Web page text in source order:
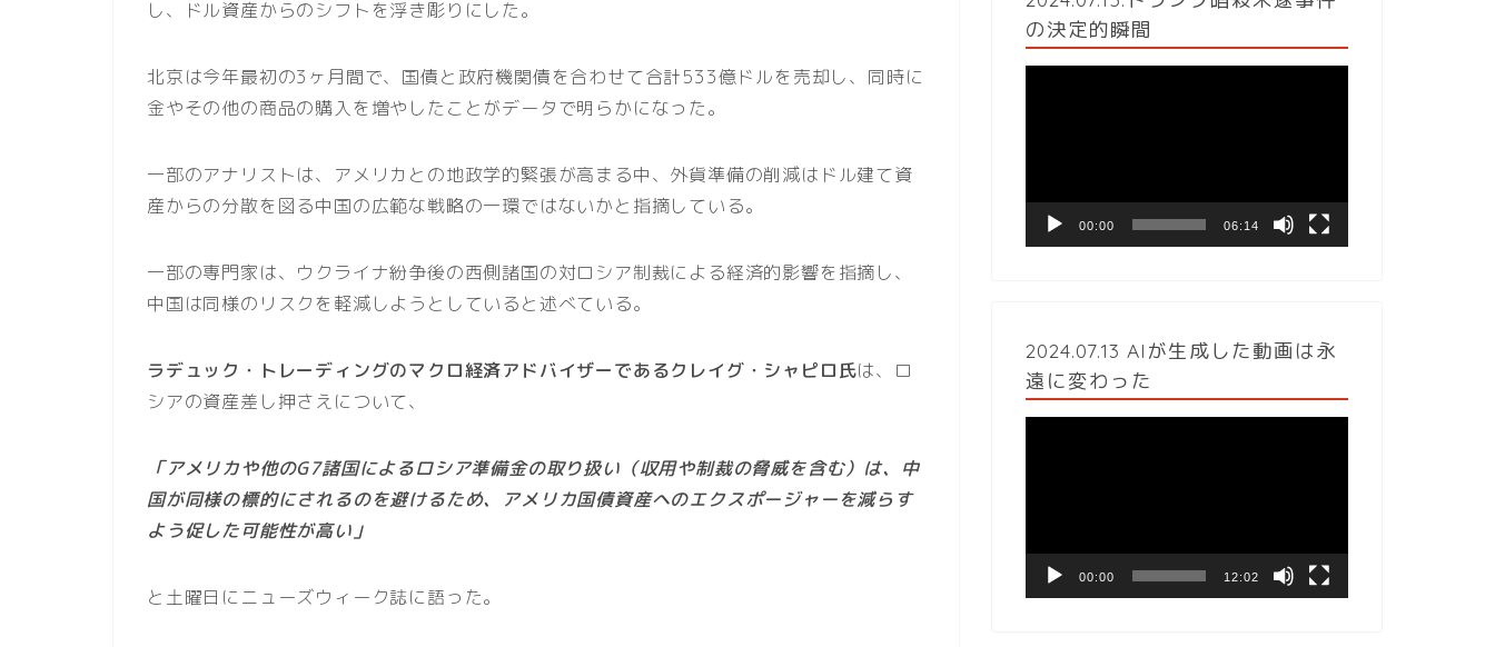
し、ドル資産からのシフトを浮き彫りにした。
北京は今年最初の3ヶ月間で、国債と政府機関債を合わせて合計533億ドルを売却し、同時に
金やその他の商品の購入を増やしたことがデータで明らかになった。
一部のアナリストは、アメリカとの地政学的緊張が高まる中、外貨準備の削減はドル建て資
産からの分散を図る中国の広範な戦略の一環ではないかと指摘している。
一部の専門家は、ウクライナ紛争後の西側諸国の対ロシア制裁による経済的影響を指摘し、
中国は同様のリスクを軽減しようとしていると述べている。
ラデュック・トレーディングのマクロ経済アドバイザーであるクレイグ・シャピロ氏は、ロ
シアの資産差し押さえについて、
「アメリカや他のG7諸国によるロシア準備金の取り扱い（収用や制裁の脅威を含む）は、中
国が同様の標的にされるのを避けるため、アメリカ国債資産へのエクスポージャーを減らす
よう促した可能性が高い」
と土曜日にニューズウィーク誌に語った。
の決定的瞬間
ヤ
00:00 06:14
2024.07.13 AIが生成した動画は永
遠に変わった
ヤ
00:00 12:02